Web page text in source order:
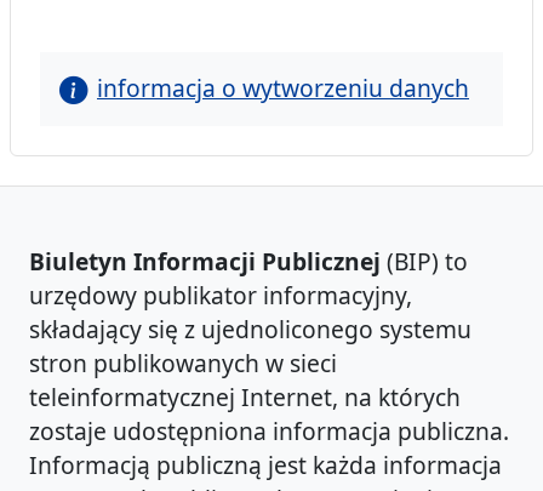
informacja o wytworzeniu danych
Biuletyn Informacji Publicznej (BIP) to
urzędowy publikator informacyjny,
składający się z ujednoliconego systemu
stron publikowanych w sieci
teleinformatycznej Internet, na których
zostaje udostępniona informacja publiczna.
Informacją publiczną jest każda informacja